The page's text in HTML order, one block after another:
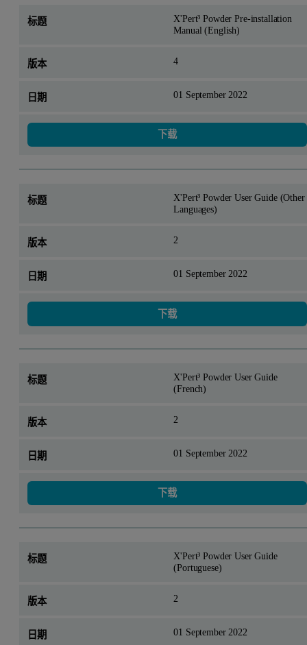
X'Pert³ Powder Pre-installation
Manual (English)
4
01 September 2022
下载
X'Pert³ Powder User Guide (Other
Languages)
2
01 September 2022
下载
X'Pert³ Powder User Guide
(French)
2
01 September 2022
下载
X'Pert³ Powder User Guide
(Portuguese)
2
01 September 2022